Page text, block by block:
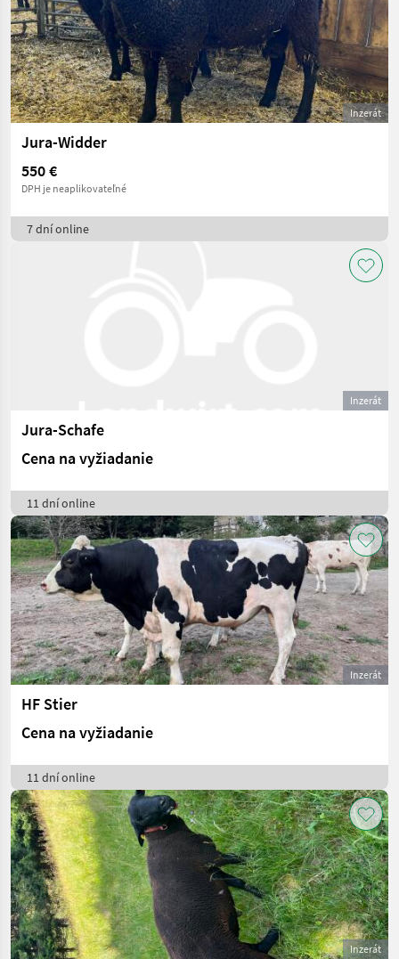
Inzerát
Jura-Widder
550 €
DPH je neaplikovateľné
7 dní online
Inzerát
Jura-Schafe
Cena na vyžiadanie
11 dní online
Inzerát
HF Stier
Cena na vyžiadanie
11 dní online
Inzerát